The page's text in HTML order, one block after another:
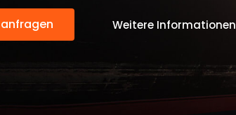
Weitere Informationen